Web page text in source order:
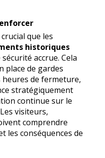
que les
historiques
accrue. Cela
place de gardes
de fermeture,
stratégiquement
continue sur le
visiteurs,
comprendre
les conséquences de